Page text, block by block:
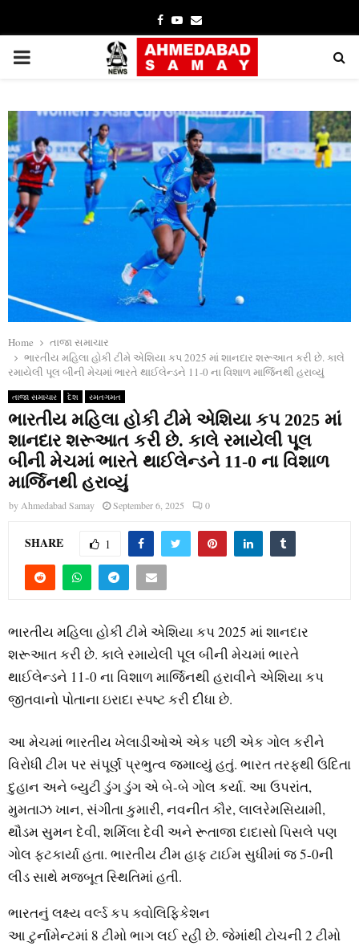
Facebook
YoutubeEmail
PRIMARY
Home
તાજા સમાચાર
ભારતીય મહિલા હોકી ટીમે એશિયા કપ 2025 માં શાનદાર શરૂઆત કરી છે. કાલે
રમાયેલી પૂલ બીની મેચમાં ભારતે થાઈલેન્ડને 11-0 ના વિશાળ માર્જિનથી હરાવ્યું
તાજા સમાચાર દેશ રમતગમત
ભારતીય મહિલા હોકી ટીમે એશિયા કપ 2025 માં
શાનદાર શરૂઆત કરી છે. કાલે રમાયેલી પૂલ
બીની મેચમાં ભારતે થાઈલેન્ડને 11-0 ના વિશાળ
માર્જિનથી હરાવ્યું
byAhmedabad Samay September 6, 2025 0
SHARE 1
ભારતીય મહિલા હોકી ટીમે એશિયા કપ 2025 માં શાનદાર
શરૂઆત કરી છે. કાલે રમાયેલી પૂલ બીની મેચમાં ભારતે
થાઈલેન્ડને 11-0 ના વિશાળ માર્જિનથી હરાવીને એશિયા કપ
જીતવાનો પોતાના ઇરાદા સ્પષ્ટ કરી દીધા છે.
આ મેચમાં ભારતીય ખેલાડીઓએ એક પછી એક ગોલ કરીને
વિરોધી ટીમ પર સંપૂર્ણ પ્રભુત્વ જમાવ્યું હતું. ભારત તરફથી ઉદિતા
દુહાન અને બ્યુટી ડુંગ ડુંગ એ બે-બે ગોલ કર્યા. આ ઉપરાંત,
મુમતાઝ ખાન, સંગીતા કુમારી, નવનીત કૌર, લાલરેમસિયામી,
થૌડમ સુમન દેવી, શર્મિલા દેવી અને રૂતાજા દાદાસો પિસલે પણ
ગોલ ફટકાર્યા હતા. ભારતીય ટીમ હાફ ટાઈમ સુધીમાં જ 5-0ની
લીડ સાથે મજબૂત સ્થિતિમાં હતી.
ભારતનું લક્ષ્ય વર્લ્ડ કપ ક્વોલિફિકેશન
આ ટુર્નામેન્ટમાં 8 ટીમો ભાગ લઈ રહી છે. જેમાંથી ટોચની 2 ટીમો